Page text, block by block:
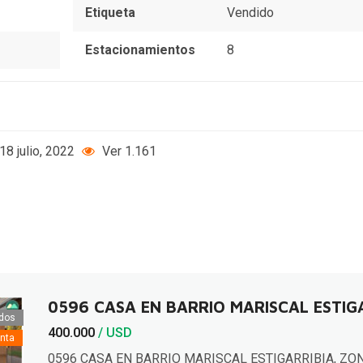
Etiqueta Vendido
Estacionamientos 8
18 julio, 2022 Ver 1.161
0596 CASA EN BARRIO MARISCAL
400.000 / USD
0596 CASA EN BARRIO MARISCAL ESTIGARRIBIA,